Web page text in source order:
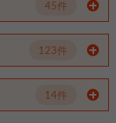
45件
123件
14件